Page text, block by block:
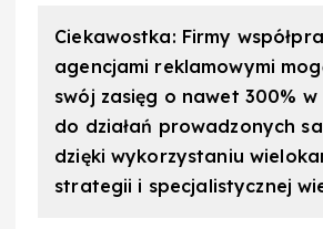
Ciekawostka: Firmy
agencjami reklamowymi
swój zasięg o nawet 300%
do działań prowadzonych
dzięki wykorzystaniu
strategii i specjalistycznej